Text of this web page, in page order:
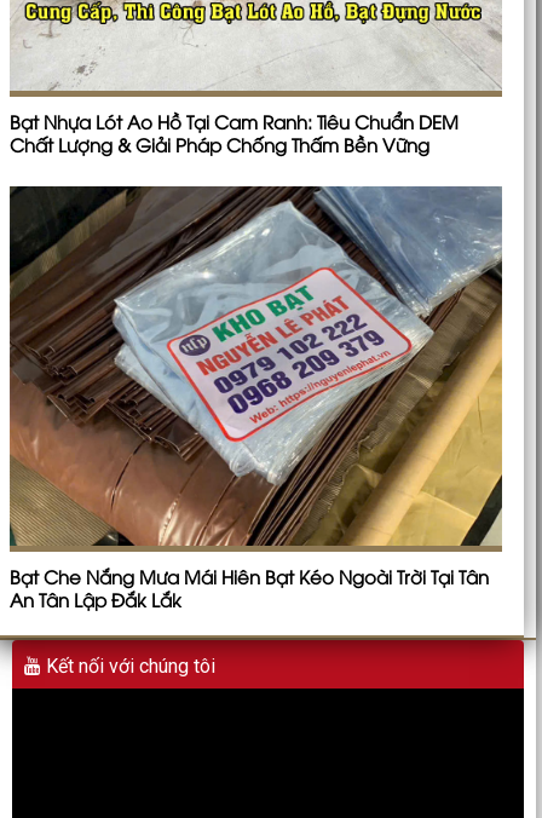
Bạt Nhựa Lót Ao Hồ Tại Cam Ranh: Tiêu Chuẩn DEM
Chất Lượng & Giải Pháp Chống Thấm Bền Vững
Bạt Che Nắng Mưa Mái Hiên Bạt Kéo Ngoài Trời Tại Tân
An Tân Lập Đắk Lắk
Kết nối với chúng tôi